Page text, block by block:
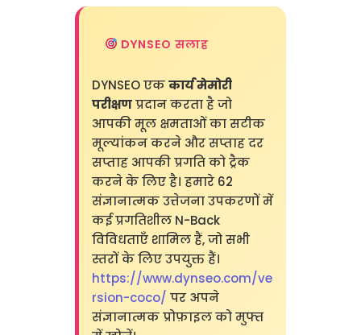
DYNSEO सलाह
DYNSEO एककार्य मेमोरी
परीक्षणप्रदान करता है जो
आपकी मूल क्षमताओं का सटीक
मूल्यांकन करने और सप्ताह दर
सप्ताह आपकी प्रगति को ट्रैक
करने के लिए है। हमारे 62
संज्ञानात्मक उत्तेजना उपकरणों में
कई प्रगतिशील N-Back
विविधताएँ शामिल हैं, जो सभी
स्तरों के लिए उपयुक्त हैं।
https://www.dynseo.com/ve
rsion-coco/ पर अपने
संज्ञानात्मक प्रोफ़ाइल को मुफ्त